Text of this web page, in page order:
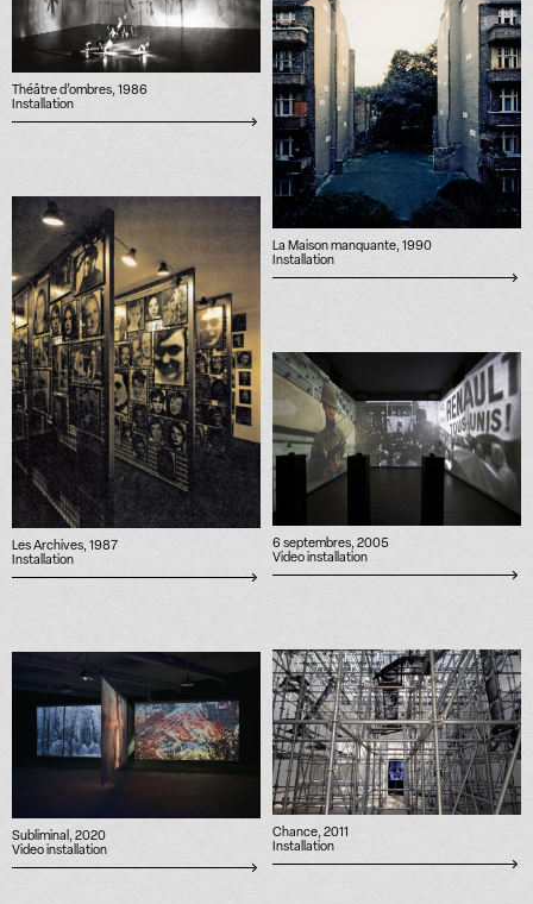
Théâtre d’ombres, 1986
Installation
Les Archives, 1987
Installation
Subliminal, 2020
Video installation
La Maison manquante, 1990
Installation
6 septembres, 2005
Video installation
Chance, 2011
Installation